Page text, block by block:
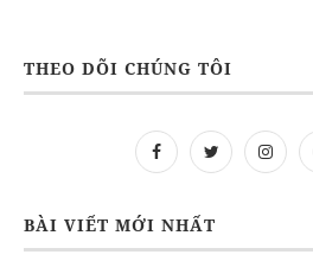
THEO DÕI CHÚNG TÔI
BÀI VIẾT MỚI NHẤT